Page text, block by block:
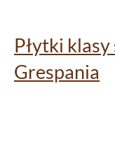
Płytki
Grespania